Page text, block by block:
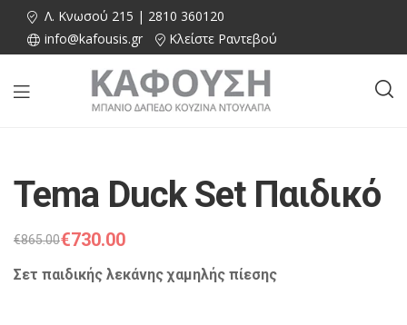
Λ. Κνωσού 215 | 2810 360120
info@kafousis.gr
Κλείστε Ραντεβού
Tema Duck Set Παιδικό
€865.00€730.00
Σετ παιδικής λεκάνης χαμηλής πίεσης